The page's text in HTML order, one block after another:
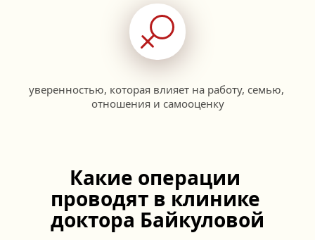
уверенностью, которая влияет на работу, семью,
отношения и самооценку
Какие операции
проводят в клинике
доктора Байкуловой